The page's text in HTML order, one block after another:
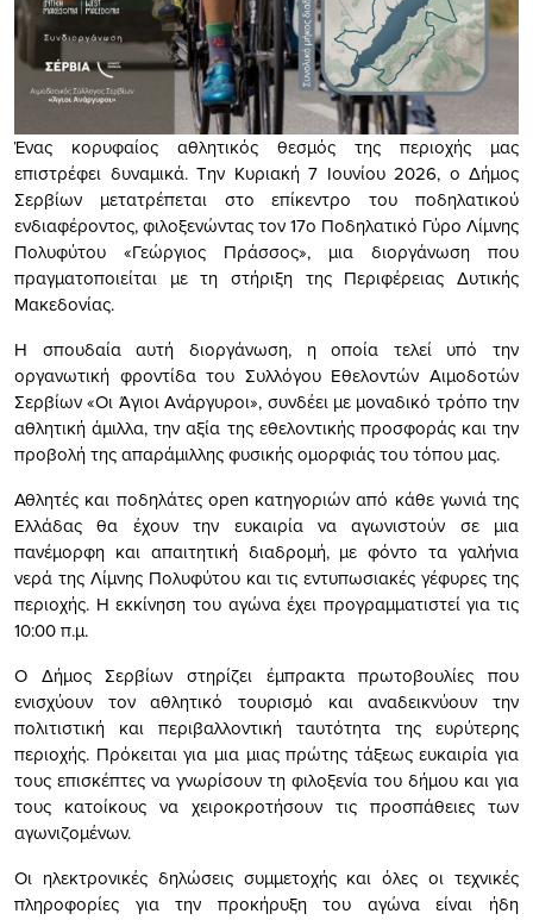
Ένας κορυφαίος αθλητικός θεσμός της περιοχής μας
επιστρέφει δυναμικά. Την Κυριακή 7 Ιουνίου 2026, ο Δήμος
Σερβίων μετατρέπεται στο επίκεντρο του ποδηλατικού
ενδιαφέροντος, φιλοξενώντας τον 17ο Ποδηλατικό Γύρο Λίμνης
Πολυφύτου «Γεώργιος Πράσσος», μια διοργάνωση που
πραγματοποιείται με τη στήριξη της Περιφέρειας Δυτικής
Μακεδονίας.
Η σπουδαία αυτή διοργάνωση, η οποία τελεί υπό την
οργανωτική φροντίδα του Συλλόγου Εθελοντών Αιμοδοτών
Σερβίων «Οι Άγιοι Ανάργυροι», συνδέει με μοναδικό τρόπο την
αθλητική άμιλλα, την αξία της εθελοντικής προσφοράς και την
προβολή της απαράμιλλης φυσικής ομορφιάς του τόπου μας.
Αθλητές και ποδηλάτες open κατηγοριών από κάθε γωνιά της
Ελλάδας θα έχουν την ευκαιρία να αγωνιστούν σε μια
πανέμορφη και απαιτητική διαδρομή, με φόντο τα γαλήνια
νερά της Λίμνης Πολυφύτου και τις εντυπωσιακές γέφυρες της
περιοχής. Η εκκίνηση του αγώνα έχει προγραμματιστεί για τις
10:00 π.μ.
Ο Δήμος Σερβίων στηρίζει έμπρακτα πρωτοβουλίες που
ενισχύουν τον αθλητικό τουρισμό και αναδεικνύουν την
πολιτιστική και περιβαλλοντική ταυτότητα της ευρύτερης
περιοχής. Πρόκειται για μια μιας πρώτης τάξεως ευκαιρία για
τους επισκέπτες να γνωρίσουν τη φιλοξενία του δήμου και για
τους κατοίκους να χειροκροτήσουν τις προσπάθειες των
αγωνιζομένων.
Οι ηλεκτρονικές δηλώσεις συμμετοχής και όλες οι τεχνικές
πληροφορίες για την προκήρυξη του αγώνα είναι ήδη